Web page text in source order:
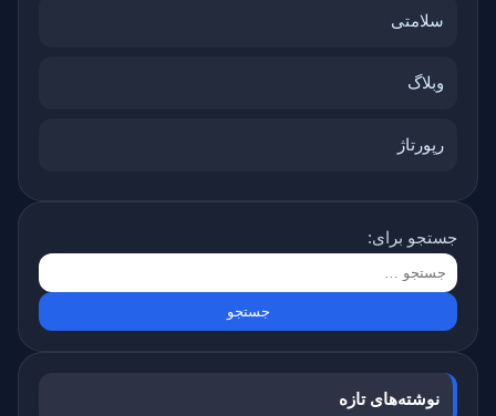
سلامتی
وبلاگ
رپورتاژ
جستجو برای:
نوشته‌های تازه